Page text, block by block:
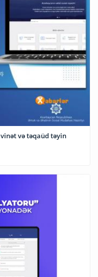
və təqaüd təyin